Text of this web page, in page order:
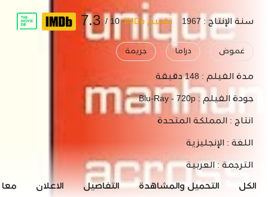
سنة الإنتاج : 1967 تقييم IMDb 10 /
7.3
غموض دراما جريمة
مدة الفيلم : 148 دقيقة
جودة الفيلم : Blu-Ray - 720p
انتاج : المملكة المتحدة
اللغة : الإنجليزية
الترجمة : العربية
الكل التحميل والمشاهدة التفاصيل الاعلان